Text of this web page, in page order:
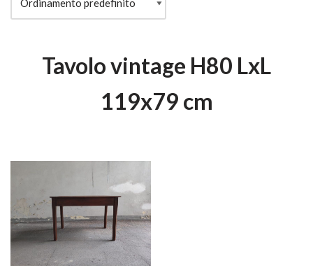
Tavolo vintage H80 LxL
119x79 cm